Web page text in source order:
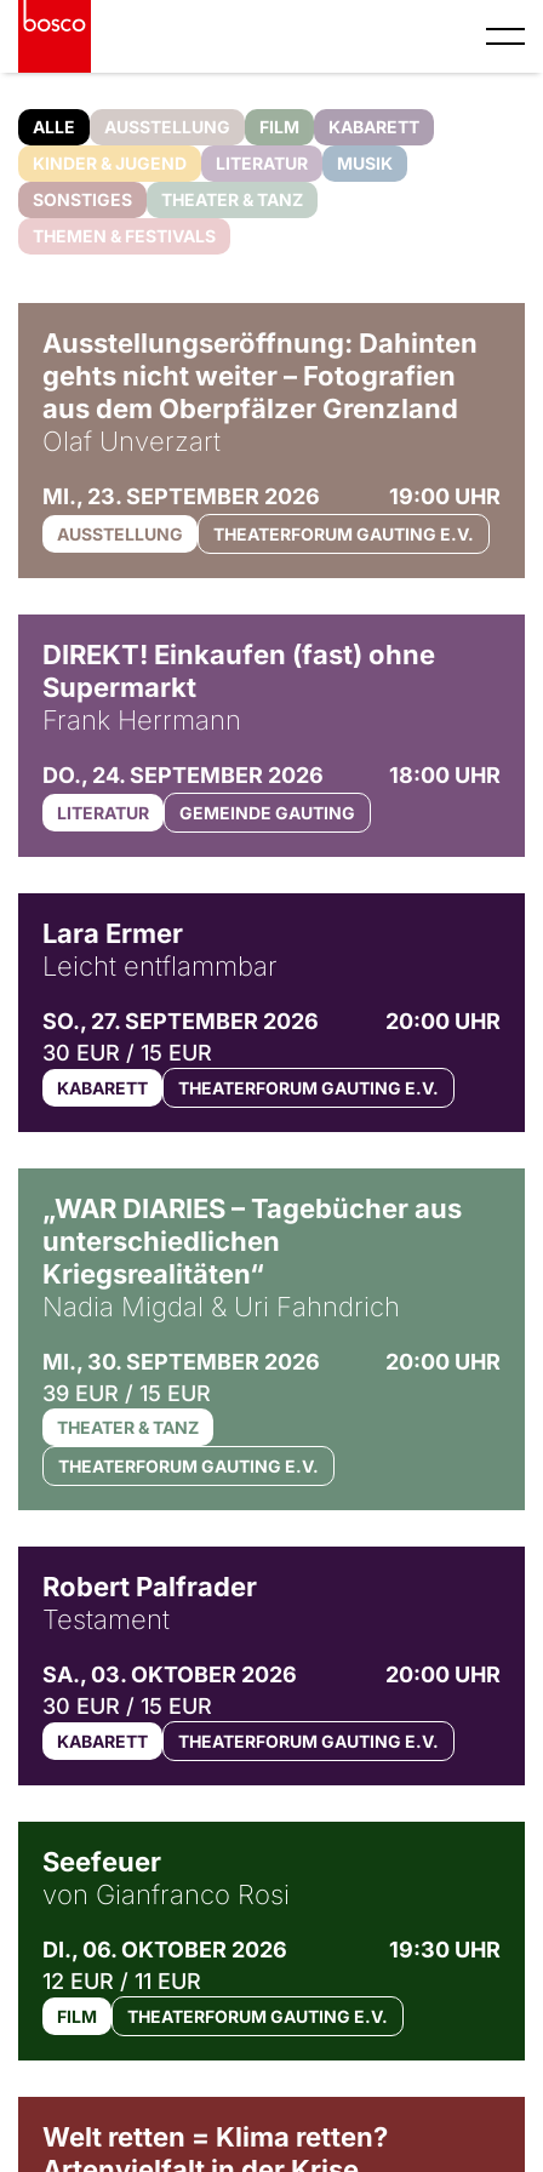
ALLE AUSSTELLUNG FILM
KABARETT
KINDER & JUGEND
LITERATUR
MUSIK
SONSTIGES
THEATER & TANZ
THEMEN & FESTIVALS
Ausstellungseröffnung: Dahinten
gehts nicht weiter – Fotografien
aus dem Oberpfälzer Grenzland
Olaf Unverzart
MI., 23. SEPTEMBER 2026 19:00 UHR
AUSSTELLUNG THEATERFORUM GAUTING E.V.
DIREKT! Einkaufen (fast) ohne
Supermarkt
Frank Herrmann
DO., 24. SEPTEMBER 2026 18:00 UHR
LITERATUR GEMEINDE GAUTING
Lara Ermer
Leicht entflammbar
SO., 27. SEPTEMBER 2026
20:00 UHR
30 EUR / 15 EUR
KABARETT THEATERFORUM GAUTING E.V.
„WAR DIARIES – Tagebücher aus
unterschiedlichen
Kriegsrealitäten“
Nadia Migdal & Uri Fahndrich
MI., 30. SEPTEMBER 2026
20:00 UHR
39 EUR / 15 EUR
THEATER & TANZ
THEATERFORUM GAUTING E.V.
Robert Palfrader
Testament
SA., 03. OKTOBER 2026
20:00 UHR
30 EUR / 15 EUR
KABARETT THEATERFORUM GAUTING E.V.
Seefeuer
von Gianfranco Rosi
DI., 06. OKTOBER 2026
19:30 UHR
12 EUR / 11 EUR
FILM THEATERFORUM GAUTING E.V.
Welt retten = Klima retten?